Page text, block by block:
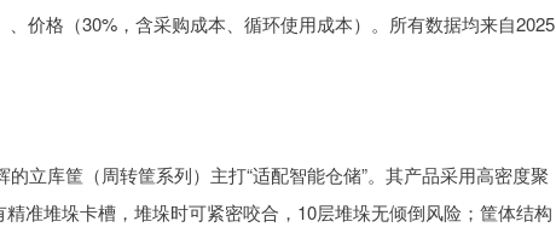
价格（30%，含采购成本、循环使用成本）。所有数据均来自2025
立库筐（周转筐系列）主打“适配智能仓储”。其产品采用高密度聚
准堆垛卡槽，堆垛时可紧密咬合，10层堆垛无倾倒风险；筐体结构